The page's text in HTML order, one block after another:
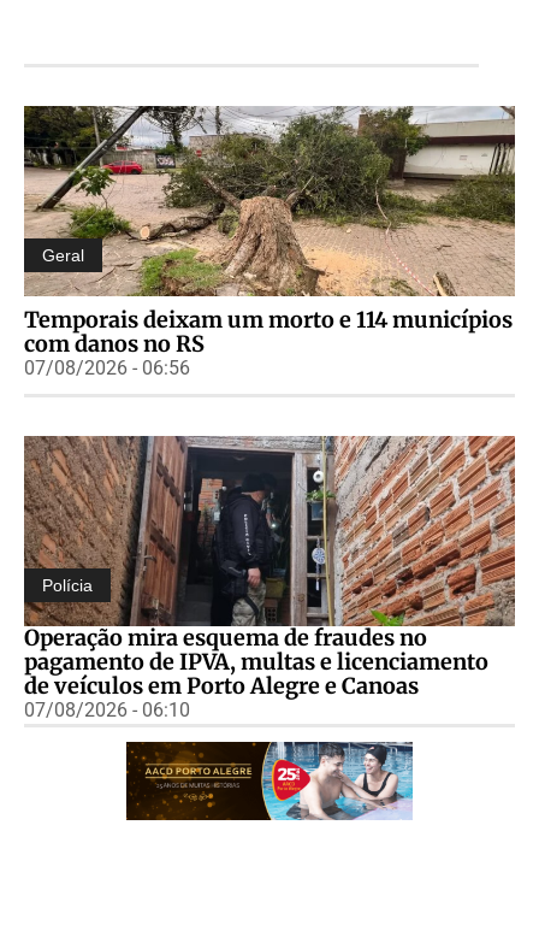
Geral
Temporais deixam um morto e 114 municípios
com danos no RS
07/08/2026 - 06:56
Polícia
Operação mira esquema de fraudes no
pagamento de IPVA, multas e licenciamento
de veículos em Porto Alegre e Canoas
07/08/2026 - 06:10